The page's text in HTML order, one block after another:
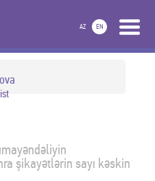
AZ EN
şikayətlərin sayı kəskin